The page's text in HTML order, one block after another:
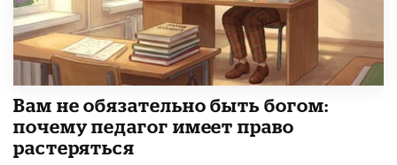
​Вам не обязательно быть богом:
почему педагог имеет право
растеряться